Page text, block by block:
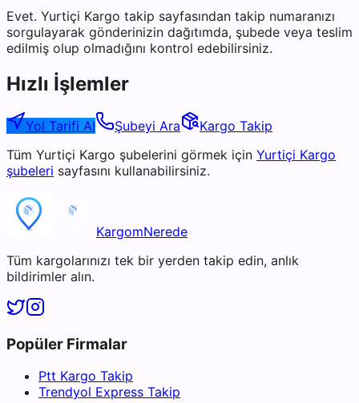
Evet. Yurtiçi Kargo takip sayfasından takip numaranızı
sorgulayarak gönderinizin dağıtımda, şubede veya teslim
edilmiş olup olmadığını kontrol edebilirsiniz.
Hızlı İşlemler
Yol Tarifi Al Şubeyi Ara
Kargo Takip
Tüm Yurtiçi Kargo şubelerini görmek için Yurtiçi Kargo
şubeleri sayfasını kullanabilirsiniz.
KargomNerede
Tüm kargolarınızı tek bir yerden takip edin, anlık
bildirimler alın.
Popüler Firmalar
Ptt Kargo Takip
Trendyol Express Takip